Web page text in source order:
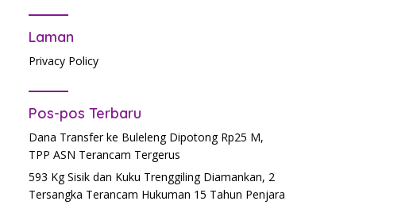
Laman
Privacy Policy
Pos-pos Terbaru
Dana Transfer ke Buleleng Dipotong Rp25 M,
TPP ASN Terancam Tergerus
593 Kg Sisik dan Kuku Trenggiling Diamankan, 2
Tersangka Terancam Hukuman 15 Tahun Penjara